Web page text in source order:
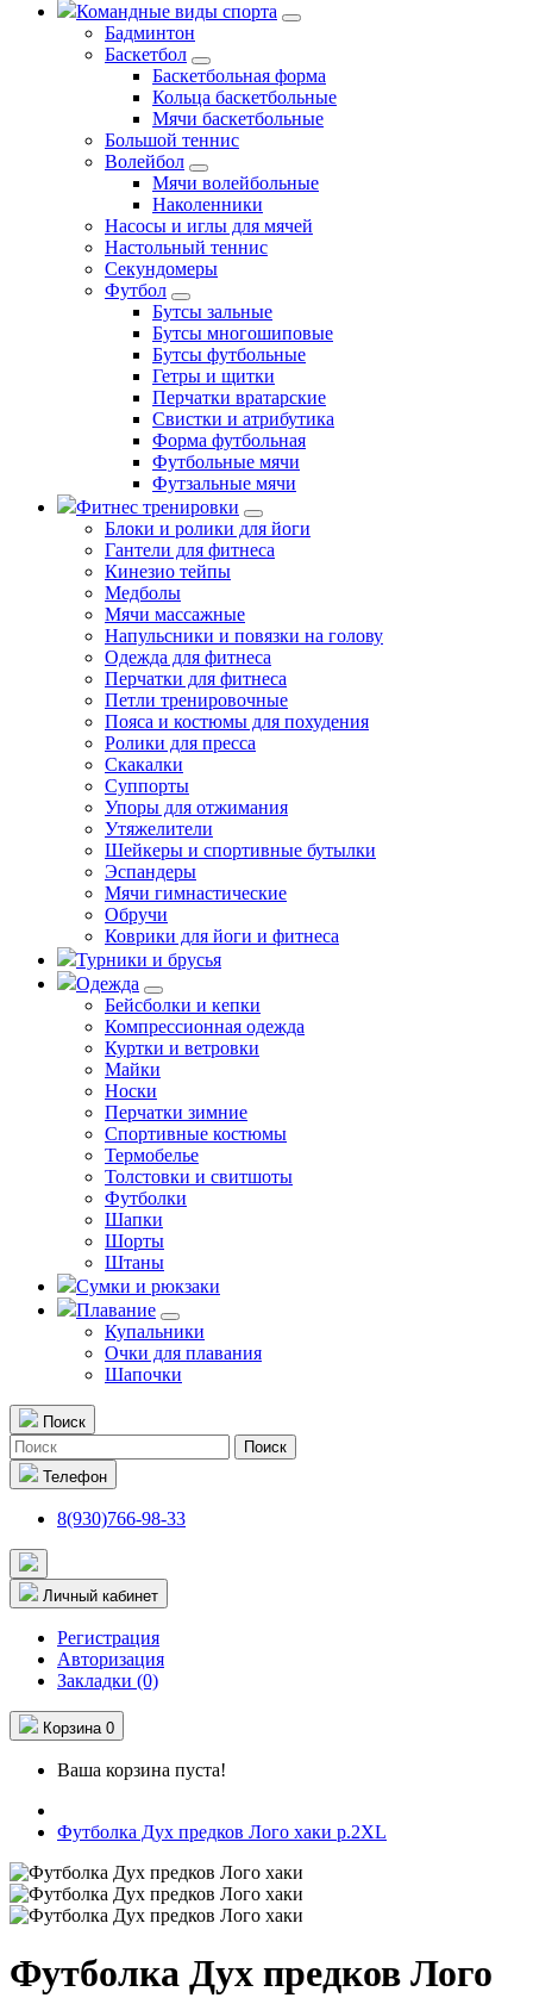
Командные виды спорта
Бадминтон
Баскетбол
Баскетбольная форма
Кольца баскетбольные
Мячи баскетбольные
Большой теннис
Волейбол
Мячи волейбольные
Наколенники
Насосы и иглы для мячей
Настольный теннис
Секундомеры
Футбол
Бутсы зальные
Бутсы многошиповые
Бутсы футбольные
Гетры и щитки
Перчатки вратарские
Свистки и атрибутика
Форма футбольная
Футбольные мячи
Футзальные мячи
Фитнес тренировки
Блоки и ролики для йоги
Гантели для фитнеса
Кинезио тейпы
Медболы
Мячи массажные
Напульсники и повязки на голову
Одежда для фитнеса
Перчатки для фитнеса
Петли тренировочные
Пояса и костюмы для похудения
Ролики для пресса
Скакалки
Суппорты
Упоры для отжимания
Утяжелители
Шейкеры и спортивные бутылки
Эспандеры
Мячи гимнастические
Обручи
Коврики для йоги и фитнеса
Турники и брусья
Одежда
Бейсболки и кепки
Компрессионная одежда
Куртки и ветровки
Майки
Носки
Перчатки зимние
Спортивные костюмы
Термобелье
Толстовки и свитшоты
Футболки
Шапки
Шорты
Штаны
Сумки и рюкзаки
Плавание
Купальники
Очки для плавания
Шапочки
Поиск
Поиск
Телефон
8(930)766-98-33
Личный кабинет
Регистрация
Авторизация
Закладки (0)
Корзина 0
Ваша корзина пуста!
Футболка Дух предков Лого хаки р.2XL
Футболка Дух предков Лого